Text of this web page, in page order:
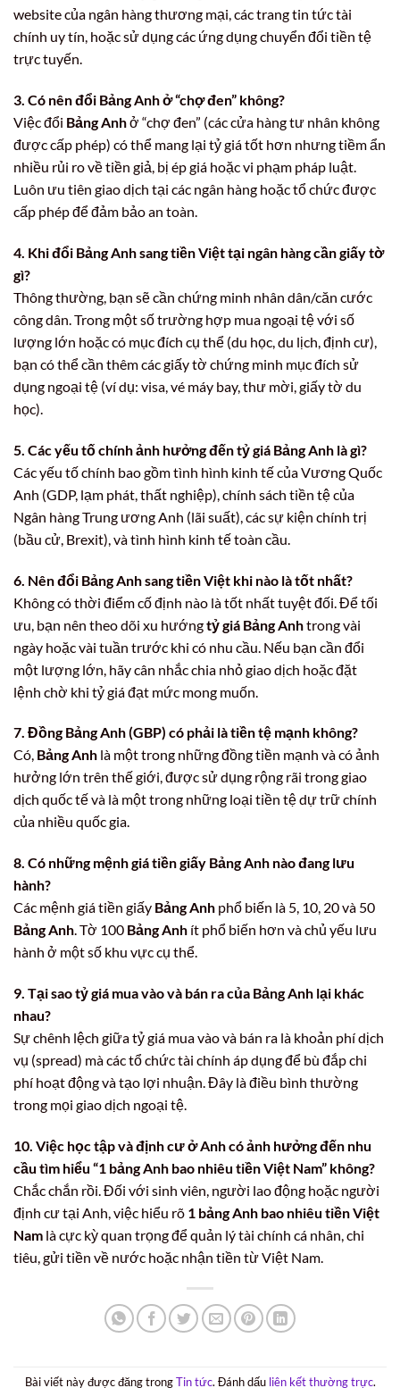
website của ngân hàng thương mại, các trang tin tức tài
chính uy tín, hoặc sử dụng các ứng dụng chuyển đổi tiền tệ
trực tuyến.
3. Có nên đổi Bảng Anh ở “chợ đen” không?
Việc đổi Bảng Anhở “chợ đen” (các cửa hàng tư nhân không
được cấp phép) có thể mang lại tỷ giá tốt hơn nhưng tiềm ẩn
nhiều rủi ro về tiền giả, bị ép giá hoặc vi phạm pháp luật.
Luôn ưu tiên giao dịch tại các ngân hàng hoặc tổ chức được
cấp phép để đảm bảo an toàn.
4. Khi đổi Bảng Anh sang tiền Việt tại ngân hàng cần giấy tờ
gì?
Thông thường, bạn sẽ cần chứng minh nhân dân/căn cước
công dân. Trong một số trường hợp mua ngoại tệ với số
lượng lớn hoặc có mục đích cụ thể (du học, du lịch, định cư),
bạn có thể cần thêm các giấy tờ chứng minh mục đích sử
dụng ngoại tệ (ví dụ: visa, vé máy bay, thư mời, giấy tờ du
học).
5. Các yếu tố chính ảnh hưởng đến tỷ giá Bảng Anh là gì?
Các yếu tố chính bao gồm tình hình kinh tế của Vương Quốc
Anh (GDP, lạm phát, thất nghiệp), chính sách tiền tệ của
Ngân hàng Trung ương Anh (lãi suất), các sự kiện chính trị
(bầu cử, Brexit), và tình hình kinh tế toàn cầu.
6. Nên đổi Bảng Anh sang tiền Việt khi nào là tốt nhất?
Không có thời điểm cố định nào là tốt nhất tuyệt đối. Để tối
ưu, bạn nên theo dõi xu hướngtỷ giá Bảng Anhtrong vài
ngày hoặc vài tuần trước khi có nhu cầu. Nếu bạn cần đổi
một lượng lớn, hãy cân nhắc chia nhỏ giao dịch hoặc đặt
lệnh chờ khi tỷ giá đạt mức mong muốn.
7. Đồng Bảng Anh (GBP) có phải là tiền tệ mạnh không?
Có, Bảng Anh là một trong những đồng tiền mạnh và có ảnh
hưởng lớn trên thế giới, được sử dụng rộng rãi trong giao
dịch quốc tế và là một trong những loại tiền tệ dự trữ chính
của nhiều quốc gia.
8. Có những mệnh giá tiền giấy Bảng Anh nào đang lưu
hành?
Các mệnh giá tiền giấy Bảng Anh phổ biến là 5, 10, 20 và 50
Bảng Anh. Tờ 100 Bảng Anh ít phổ biến hơn và chủ yếu lưu
hành ở một số khu vực cụ thể.
9. Tại sao tỷ giá mua vào và bán ra của Bảng Anh lại khác
nhau?
Sự chênh lệch giữa tỷ giá mua vào và bán ra là khoản phí dịch
vụ (spread) mà các tổ chức tài chính áp dụng để bù đắp chi
phí hoạt động và tạo lợi nhuận. Đây là điều bình thường
trong mọi giao dịch ngoại tệ.
10. Việc học tập và định cư ở Anh có ảnh hưởng đến nhu
cầu tìm hiểu “1 bảng Anh bao nhiêu tiền Việt Nam” không?
Chắc chắn rồi. Đối với sinh viên, người lao động hoặc người
định cư tại Anh, việc hiểu rõ 1 bảng Anh bao nhiêu tiền Việt
Nam là cực kỳ quan trọng để quản lý tài chính cá nhân, chi
tiêu, gửi tiền về nước hoặc nhận tiền từ Việt Nam.
Bài viết này được đăng trongTin tức. Đánh dấu liên kết thường trực.